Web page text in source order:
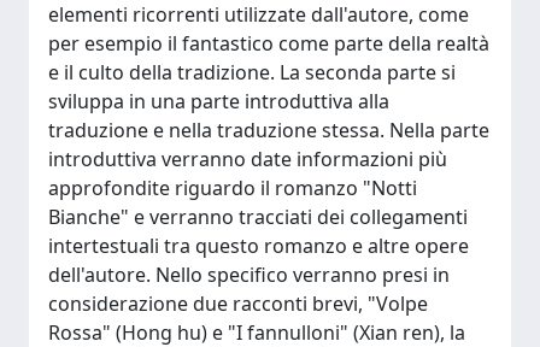
elementi ricorrenti utilizzate dall'autore, come
per esempio il fantastico come parte della realtà
e il culto della tradizione. La seconda parte si
sviluppa in una parte introduttiva alla
traduzione e nella traduzione stessa. Nella parte
introduttiva verranno date informazioni più
approfondite riguardo il romanzo "Notti
Bianche" e verranno tracciati dei collegamenti
intertestuali tra questo romanzo e altre opere
dell'autore. Nello specifico verranno presi in
considerazione due racconti brevi, "Volpe
Rossa" (Hong hu) e "I fannulloni" (Xian ren), la